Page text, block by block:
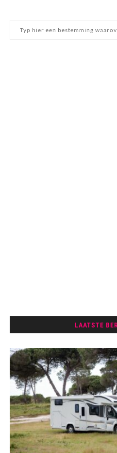
LAATSTE